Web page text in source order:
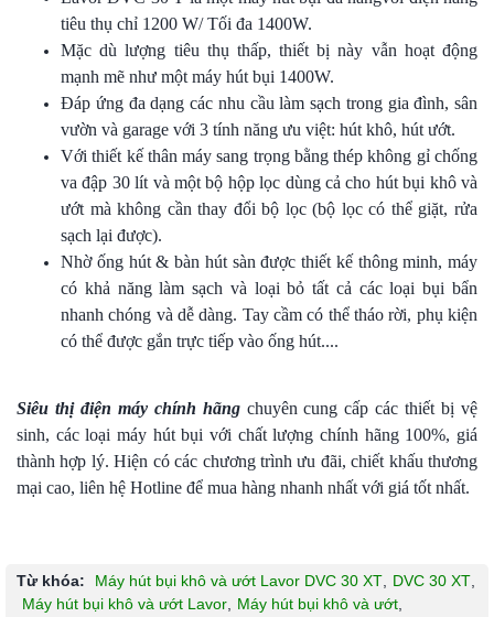
tiêu thụ chỉ 1200 W/ Tối đa 1400W.
Mặc dù lượng tiêu thụ thấp, thiết bị này vẫn hoạt động
mạnh mẽ như một máy hút bụi 1400W.
Đáp ứng đa dạng các nhu cầu làm sạch trong gia đình, sân
vườn và garage với 3 tính năng ưu việt: hút khô, hút ướt.
Với thiết kế thân máy sang trọng bằng thép không gỉ chống
va đập 30 lít và một bộ hộp lọc dùng cả cho hút bụi khô và
ướt mà không cần thay đổi bộ lọc (bộ lọc có thể giặt, rửa
sạch lại được).
Nhờ ống hút & bàn hút sàn được thiết kế thông minh, máy
có khả năng làm sạch và loại bỏ tất cả các loại bụi bẩn
nhanh chóng và dễ dàng. Tay cầm có thể tháo rời, phụ kiện
có thể được gắn trực tiếp vào ống hút....
Siêu thị điện máy chính hãngchuyên cung cấp các thiết bị vệ
sinh, các loại máy hút bụi với chất lượng chính hãng 100%, giá
thành hợp lý. Hiện có các chương trình ưu đãi, chiết khấu thương
mại cao, liên hệ Hotline để mua hàng nhanh nhất với giá tốt nhất.
Từ khóa: Máy hút bụi khô và ướt Lavor DVC 30 XT, DVC 30 XT,
Máy hút bụi khô và ướt Lavor, Máy hút bụi khô và ướt,